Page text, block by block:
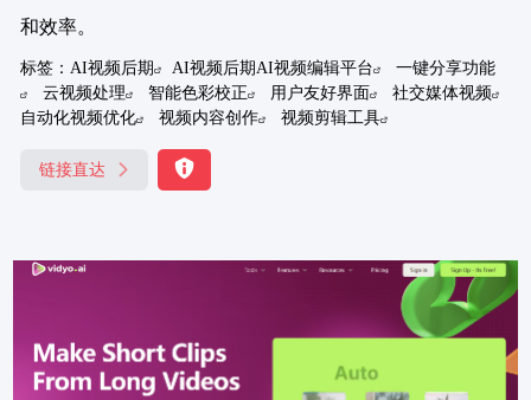
和效率。
标签： AI视频后期 AI视频后期AI视频编辑平台
一键分享功能
云视频处理
智能色彩校正 用户友好界面
社交媒体视频
自动化视频优化
视频内容创作 视频剪辑工具
链接直达